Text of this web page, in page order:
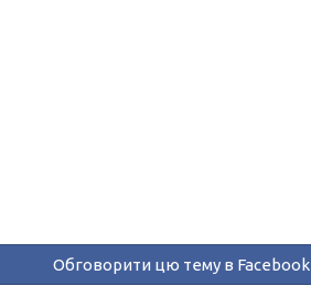
Обговорити цю тему в Facebook